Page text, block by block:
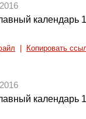
календарь
Копировать
календарь